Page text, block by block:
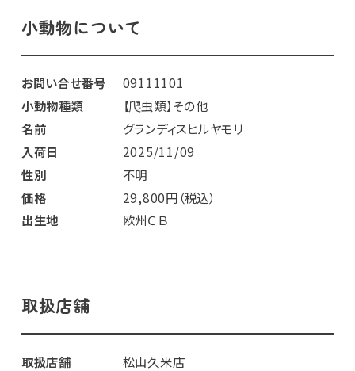
小動物について
お問い合せ番号
09111101
小動物種類
【爬虫類】その他
名前
グランディスヒルヤモリ
入荷日
2025/11/09
性別
不明
価格
29,800円（税込）
出生地
欧州ＣＢ
取扱店舗
取扱店舗
松山久米店